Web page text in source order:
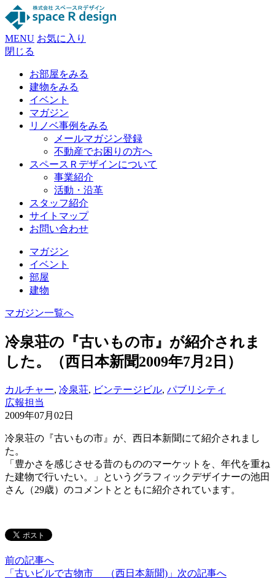
MENU お気に入り
閉じる
お部屋をみる
建物をみる
イベント
マガジン
リノベ事例をみる
メールマガジン登録
不動産でお困りの方へ
スペースＲデザインについて
事業紹介
活動・沿革
スタッフ紹介
サイトマップ
お問い合わせ
マガジン
イベント
部屋
建物
マガジン一覧へ
冷泉荘の『古いもの市』が紹介されま
した。（西日本新聞2009年7月2日）
カルチャー, 冷泉荘, ビンテージビル, パブリシティ
広報担当
2009年07月02日
冷泉荘の『古いもの市』が、西日本新聞にて紹介されまし
た。
「豊かさを感じさせる昔のもののマーケットを、年代を重ね
た建物で行いたい。」というグラフィックデザイナーの池田
さん（29歳）のコメントとともに紹介されています。
前の記事へ
「古いビルで古物市 （西日本新聞)」 次の記事へ